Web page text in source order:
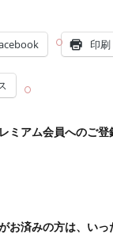
印刷
ミアム会員へのご登
お済みの方は、い